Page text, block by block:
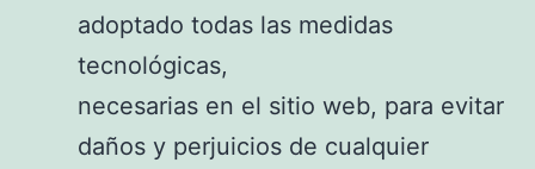
adoptado todas las medidas
tecnológicas,
necesarias en el sitio web, para evitar
daños y perjuicios de cualquier